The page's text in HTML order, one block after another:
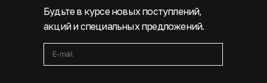
Будьте в курсе новых поступлений,
акций и специальных предложений.